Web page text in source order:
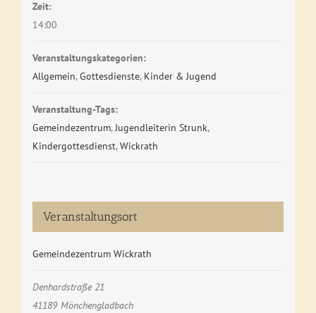
Zeit:
14:00
Veranstaltungskategorien:
Allgemein,Gottesdienste, Kinder & Jugend
Veranstaltung-Tags:
Gemeindezentrum,Jugendleiterin Strunk,
Kindergottesdienst,Wickrath
Veranstaltungsort
Gemeindezentrum Wickrath
Denhardstraße 21
Mönchengladbach
41189